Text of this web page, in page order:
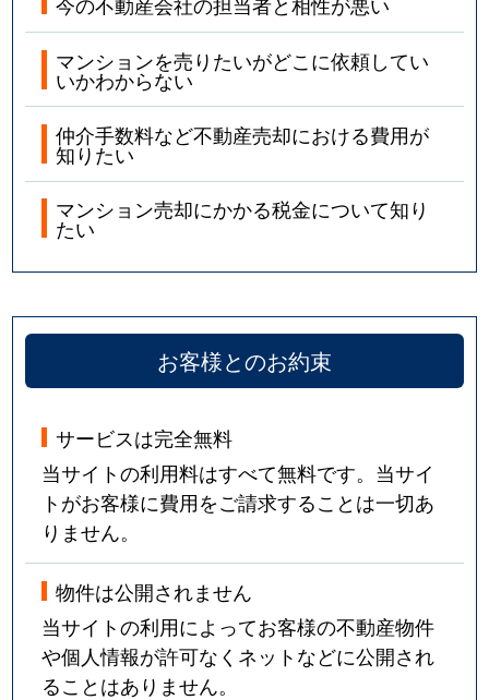
マンションを売りたいがどこに依頼してい
いかわからない
仲介手数料など不動産売却における費用が
知りたい
マンション売却にかかる税金について知り
たい
お客様とのお約束
サービスは完全無料
当サイトの利用料はすべて無料です。当サイ
トがお客様に費用をご請求することは一切あ
りません。
物件は公開されません
当サイトの利用によってお客様の不動産物件
や個人情報が許可なくネットなどに公開され
ることはありません。